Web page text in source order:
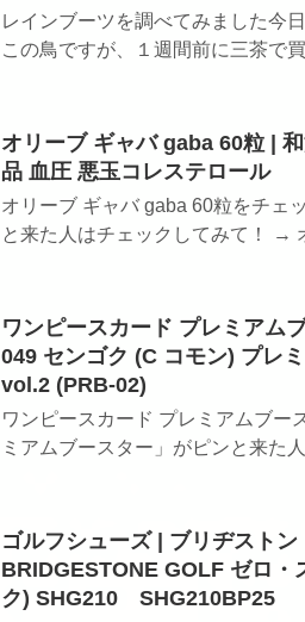
レインブーツを調べてみました今
この鳥ですが、１週間前に三茶で
オリーブ ギャバ gaba 60粒 |
品 血圧 悪玉コレステロール
オリーブ ギャバ gaba 60粒をチェ
と来た人はチェックしてみて！ →
ワンピースカード プレミアム
049 センゴク (C コモン) プレ
vol.2 (PRB-02)
ワンピースカード プレミアムブー
ミアムブースター」がピンと来た
ゴルフシューズ | ブリヂスト
BRIDGESTONE GOLF ゼロ・
ク) SHG210 SHG210BP25